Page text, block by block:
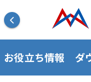
お役立ち情報 ダ